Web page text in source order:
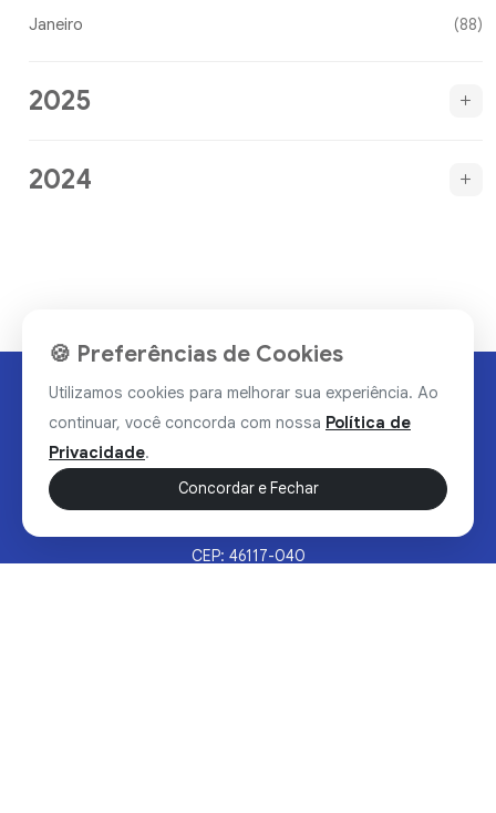
Janeiro (88)
2025
2024
CEP: 46117-040
🍪 Preferências de Cookies
Utilizamos cookies para melhorar sua experiência. Ao
continuar, você concorda com nossa Política de
Privacidade.
Concordar e Fechar